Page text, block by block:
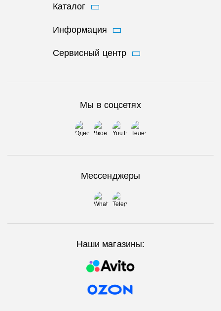
Каталог
Информация
Сервисный центр
Мы в соцсетях
Мессенджеры
Наши магазины: